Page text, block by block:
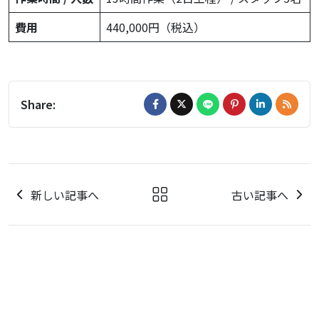
費用
440,000円（税込）
Share:
新しい記事へ 古い記事へ